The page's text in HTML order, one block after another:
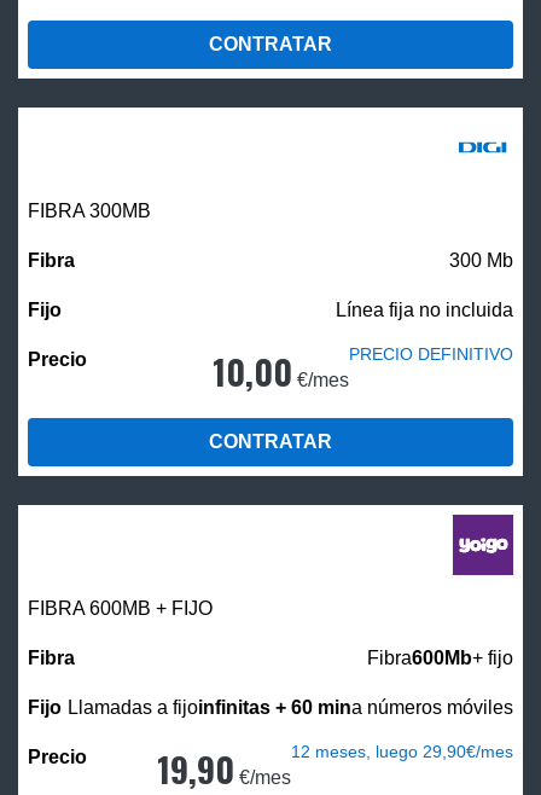
CONTRATAR
FIBRA 300MB
300 Mb
Línea fija no incluida
10,00 €/mes
PRECIO DEFINITIVO
CONTRATAR
FIBRA 600MB + FIJO
Fibra600Mb+ fijo
Llamadas a fijoinfinitas + 60 mina números móviles
19,90 €/mes
12 meses, luego 29,90€/mes